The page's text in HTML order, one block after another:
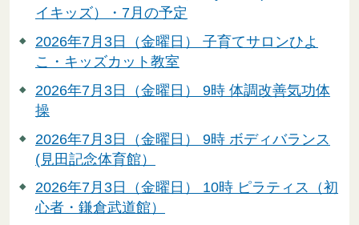
イキッズ）・7月の予定
2026年7月3日（金曜日） 子育てサロンひよ
こ・キッズカット教室
2026年7月3日（金曜日） 9時 体調改善気功体
操
2026年7月3日（金曜日） 9時 ボディバランス
(見田記念体育館）
2026年7月3日（金曜日） 10時 ピラティス（初
心者・鎌倉武道館）